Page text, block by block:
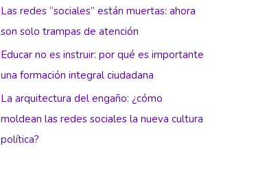
Las redes “sociales” están muertas: ahora
son solo trampas de atención
Educar no es instruir: por qué es importante
una formación integral ciudadana
La arquitectura del engaño: ¿cómo
moldean las redes sociales la nueva cultura
política?